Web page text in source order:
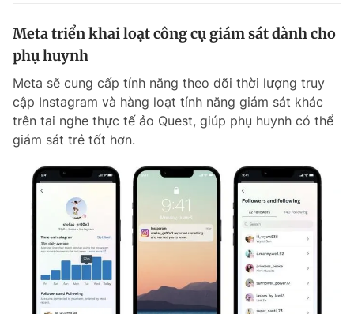
Meta triển khai loạt công cụ giám sát dành cho
phụ huynh
Meta sẽ cung cấp tính năng theo dõi thời lượng truy
cập Instagram và hàng loạt tính năng giám sát khác
trên tai nghe thực tế ảo Quest, giúp phụ huynh có thể
giám sát trẻ tốt hơn.